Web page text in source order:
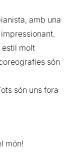
amb una
estil molt
són
són uns fora
món!